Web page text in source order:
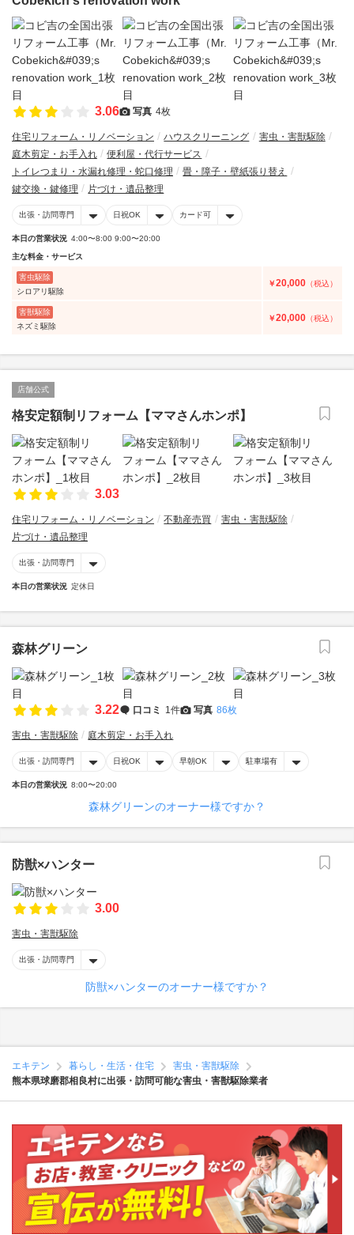
3.06 写真 4枚
住宅リフォーム・リノベーション ハウスクリーニング
害虫・害獣駆除
庭木剪定・お手入れ
便利屋・代行サービス
トイレつまり・水漏れ修理・蛇口修理
畳・障子・壁紙張り替え
鍵交換・鍵修理
片づけ・遺品整理
出張・訪問専門 日祝OK カード可
本日の営業状況 4:00〜8:00 9:00〜20:00
主な料金・サービス
害虫駆除
シロアリ駆除
￥20,000 （税込）
害獣駆除
ネズミ駆除
￥20,000 （税込）
店舗公式
格安定額制リフォーム【ママさんホンポ】
3.03
住宅リフォーム・リノベーション 不動産売買
害虫・害獣駆除
片づけ・遺品整理
出張・訪問専門
本日の営業状況 定休日
森林グリーン
3.22 口コミ 1件 写真 86枚
害虫・害獣駆除 庭木剪定・お手入れ
出張・訪問専門 日祝OK 早朝OK 駐車場有
本日の営業状況 8:00〜20:00
森林グリーンのオーナー様ですか？
防獣×ハンター
3.00
害虫・害獣駆除
出張・訪問専門
防獣×ハンターのオーナー様ですか？
エキテン 暮らし・生活・住宅
害虫・害獣駆除
熊本県球磨郡相良村に出張・訪問可能な害虫・害獣駆除業者